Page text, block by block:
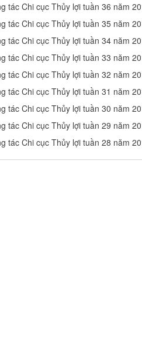
tác Chi cục Thủy lợi tuần 36 năm
tác Chi cục Thủy lợi tuần 35 năm
tác Chi cục Thủy lợi tuần 34 năm
tác Chi cục Thủy lợi tuần 33 năm
tác Chi cục Thủy lợi tuần 32 năm
tác Chi cục Thủy lợi tuần 31 năm
tác Chi cục Thủy lợi tuần 30 năm
tác Chi cục Thủy lợi tuần 29 năm
tác Chi cục Thủy lợi tuần 28 năm